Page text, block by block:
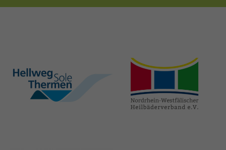
hellweg-sole-
thermen.de
heilbaeder.de